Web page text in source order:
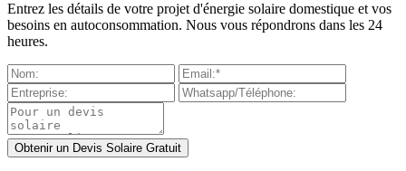
Entrez les détails de votre projet d'énergie solaire domestique et vos
besoins en autoconsommation. Nous vous répondrons dans les 24
heures.